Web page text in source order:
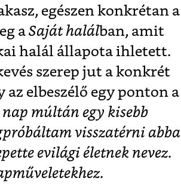
egészen konkrétan a
a Saját halálban, amit
halál állapota ihletett.
szerep jut a konkrét
elbeszélő egy ponton a
múltán egy kisebb
visszatérni abba
evilági életnek nevez.